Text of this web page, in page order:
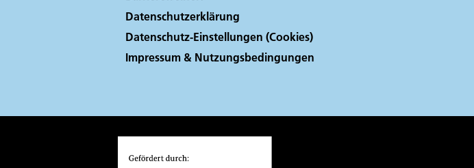
Datenschutzerklärung
Datenschutz-Einstellungen (Cookies)
Impressum & Nutzungsbedingungen